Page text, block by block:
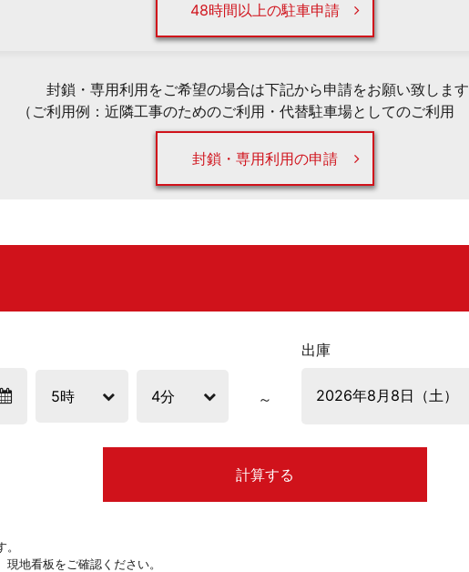
48時間以上の駐車申請
封鎖・専用利用をご希望の場合は下記から申請をお願い致しま
（ご利用例：近隣工事のためのご利用・代替駐車場としてのご利用
封鎖・専用利用の申請
出庫
計算する
地看板をご確認ください。